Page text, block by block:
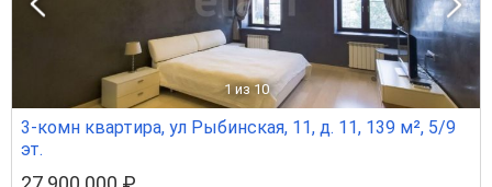
1 из 10
3-комн квартира, ул Рыбинская, 11, д. 11, 139 м², 5/9
эт.